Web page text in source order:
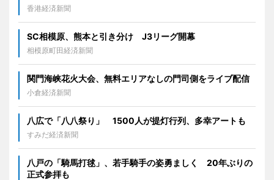
香港経済新聞
SC相模原、熊本と引き分け J3リーグ開幕
相模原町田経済新聞
関門海峡花火大会、無料エリアなしの門司側をライブ配信
小倉経済新聞
八広で「八八祭り」 1500人が提灯行列、多幸アートも
すみだ経済新聞
八戸の「騎馬打毬」、若手騎手の姿勇ましく 20年ぶりの
正式参拝も